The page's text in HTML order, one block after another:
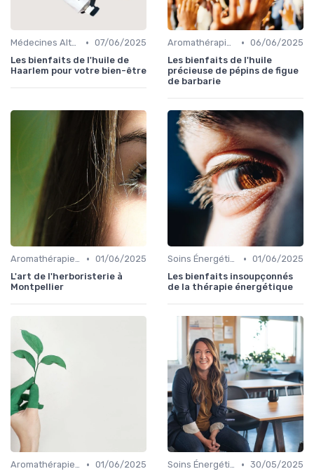
Médecines Alternatives • 07/06/2025
Les bienfaits de l'huile de
Haarlem pour votre bien-être
Aromathérapie et Phytothérapie • 06/06/2025
Les bienfaits de l'huile
précieuse de pépins de figue
de barbarie
Aromathérapie et Phytothérapie • 01/06/2025
L'art de l'herboristerie à
Montpellier
Soins Énergétiques • 01/06/2025
Les bienfaits insoupçonnés
de la thérapie énergétique
Aromathérapie et Phytothérapie • 01/06/2025
Soins Énergétiques • 30/05/2025